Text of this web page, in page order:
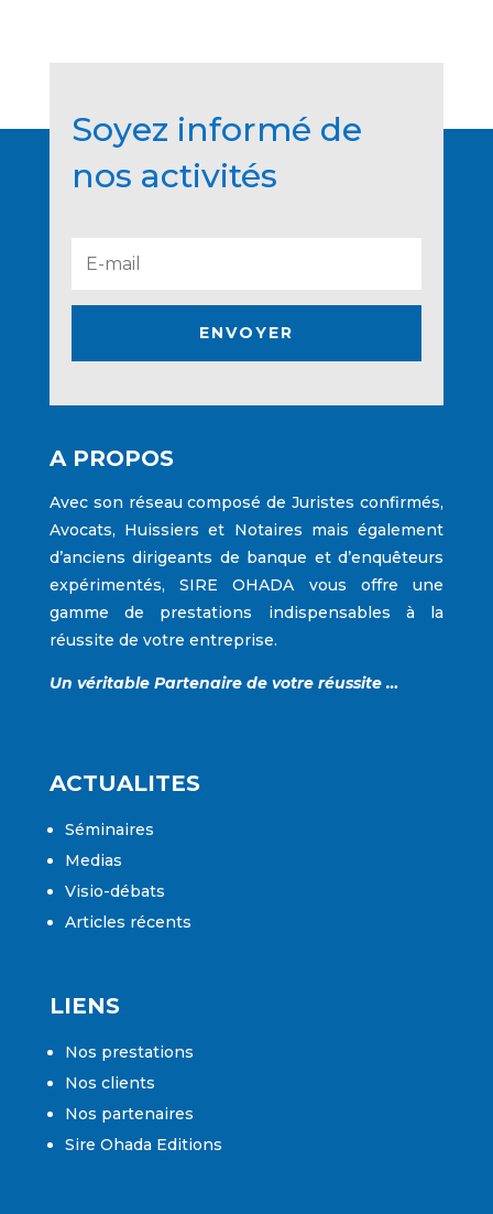
Soyez informé de
nos activités
ENVOYER
A PROPOS
Avec son réseau composé de Juristes confirmés,
Avocats, Huissiers et Notaires mais également
d’anciens dirigeants de banque et d’enquêteurs
expérimentés,SIRE OHADA vous offre une
gamme de prestations indispensables à la
réussite de votre entreprise.
Un véritable Partenaire de votre réussite …
ACTUALITES
Séminaires
Medias
Visio-débats
Articles récents
LIENS
Nos prestations
Nos clients
Nos partenaires
Sire Ohada Editions